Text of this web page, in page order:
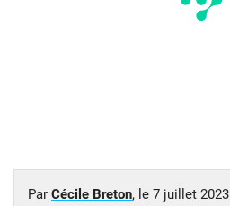
Par Cécile Breton, le 7 juillet 2023